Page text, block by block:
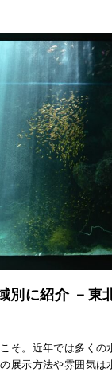
別に紹介 －東
そ。近年では多くの
展示方法や雰囲気は